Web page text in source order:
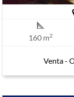
160 m2
Venta -